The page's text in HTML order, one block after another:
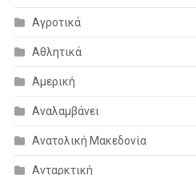
Αγροτικά
Αθλητικά
Αμερική
Αναλαμβάνει
Ανατολική Μακεδονία
Ανταρκτική